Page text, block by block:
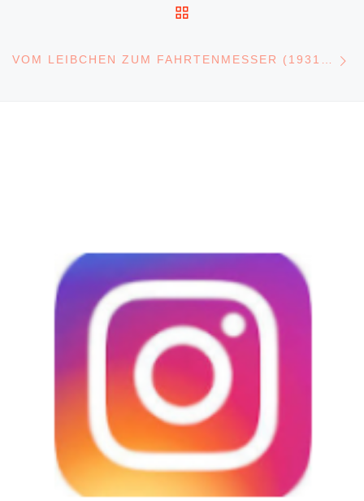
VOM LEIBCHEN ZUM FAHRTENMESSER (1931-45)